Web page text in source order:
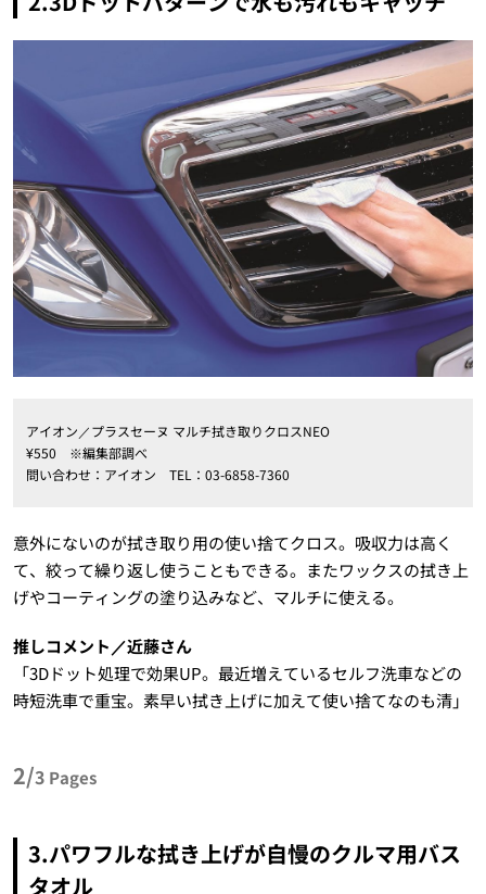
アイオン／プラスセーヌ マルチ拭き取りクロスNEO
¥550 ※編集部調べ
問い合わせ：アイオン TEL：03-6858-7360
意外にないのが拭き取り用の使い捨てクロス。吸収力は高く
て、絞って繰り返し使うこともできる。またワックスの拭き上
げやコーティングの塗り込みなど、マルチに使える。
推しコメント／近藤さん
「3Dドット処理で効果UP。最近増えているセルフ洗車などの
時短洗車で重宝。素早い拭き上げに加えて使い捨てなのも清」
2/3 Pages
3.パワフルな拭き上げが自慢のクルマ用バス
タオル